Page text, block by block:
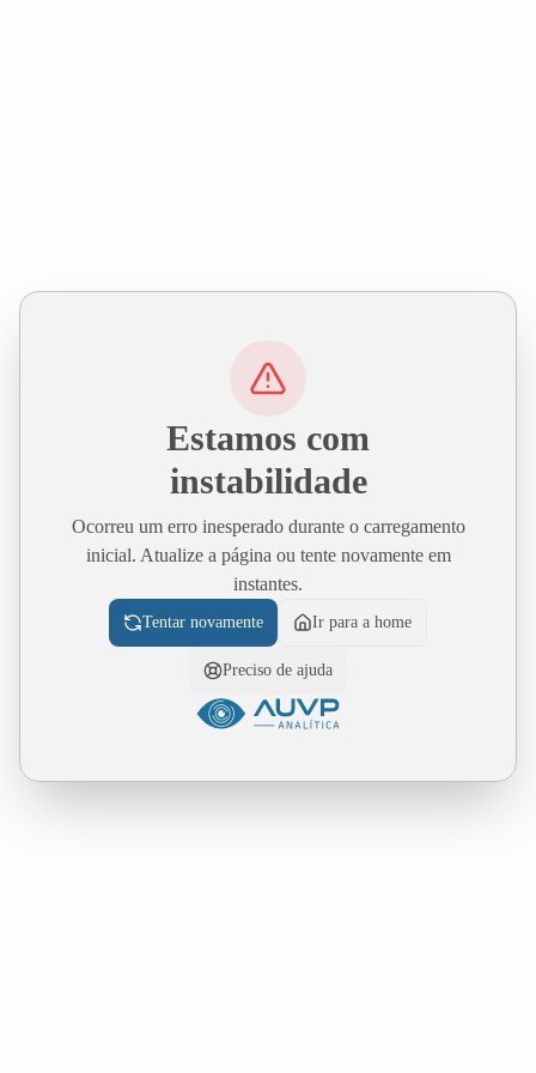
Estamos com
instabilidade
Ocorreu um erro inesperado durante o carregamento
inicial. Atualize a página ou tente novamente em
instantes.
Tentar novamente Ir para a home
Preciso de ajuda